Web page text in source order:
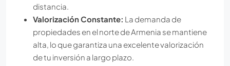
distancia.
Valorización Constante: La demanda de
propiedades en el norte de Armenia se mantiene
alta, lo que garantiza una excelente valorización
de tu inversión a largo plazo.